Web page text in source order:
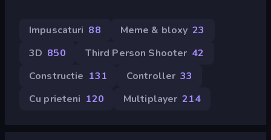
Impuscaturi 88 Meme & bloxy 23
3D 850 Third Person Shooter 42
Constructie 131 Controller 33
Cu prieteni 120 Multiplayer 214